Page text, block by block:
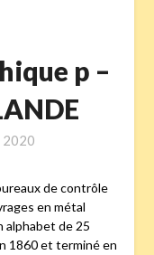
p –
2020
de contrôle
en métal
de 25
1860 et terminé en